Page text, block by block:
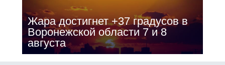
Жара достигнет +37 градусов в
Воронежской области 7 и 8
августа